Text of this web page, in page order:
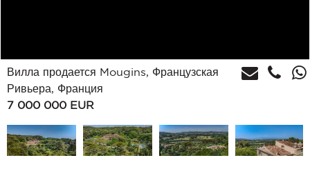
Вилла продается Mougins, Французская
Ривьера, Франция
7 000 000 EUR